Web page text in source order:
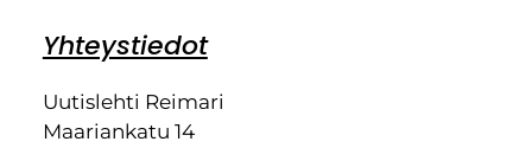
Yhteystiedot
Uutislehti Reimari
Maariankatu 14